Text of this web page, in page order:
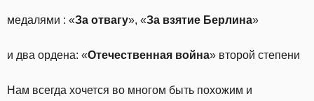
медалями : «За отвагу», «За взятие Берлина»
и два ордена: «Отечественная война» второй степени
Нам всегда хочется во многом быть похожим и